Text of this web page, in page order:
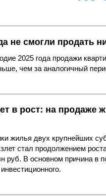
не смогли продать
2025 года продажи
чем за аналогичный
в рост: на продаже
жилья двух крупнейших
стал продолжением
руб. В основном причина в